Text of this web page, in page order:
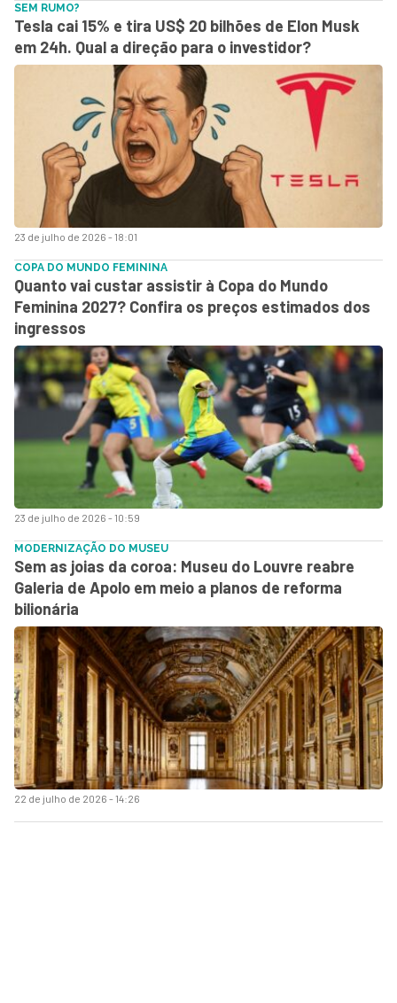
23 de julho de 2026 - 18:01
SEM RUMO?
Tesla cai 15% e tira US$ 20 bilhões de Elon Musk
em 24h. Qual a direção para o investidor?
23 de julho de 2026 - 10:59
COPA DO MUNDO FEMININA
Quanto vai custar assistir à Copa do Mundo
Feminina 2027? Confira os preços estimados dos
ingressos
22 de julho de 2026 - 14:26
MODERNIZAÇÃO DO MUSEU
Sem as joias da coroa: Museu do Louvre reabre
Galeria de Apolo em meio a planos de reforma
bilionária